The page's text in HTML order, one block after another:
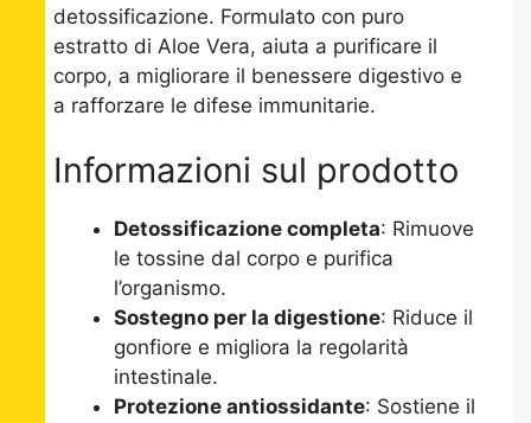
detossificazione. Formulato con puro
estratto di Aloe Vera, aiuta a purificare il
corpo, a migliorare il benessere digestivo e
a rafforzare le difese immunitarie.
Informazioni sul prodotto
Detossificazione completa: Rimuove
le tossine dal corpo e purifica
l’organismo.
Sostegno per la digestione: Riduce il
gonfiore e migliora la regolarità
intestinale.
Protezione antiossidante: Sostiene il